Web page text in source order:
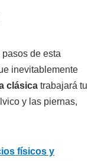
de esta
inevitablemente
clásica trabajará tu
y las piernas,
físicos y